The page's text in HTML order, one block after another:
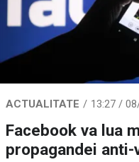
ACTUALITATE 13:27 /
Facebook va lua
propagandei anti-